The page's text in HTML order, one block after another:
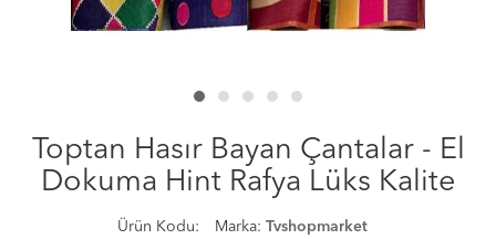
Toptan Hasır Bayan Çantalar - El
Dokuma Hint Rafya Lüks Kalite
Ürün Kodu: Marka: Tvshopmarket